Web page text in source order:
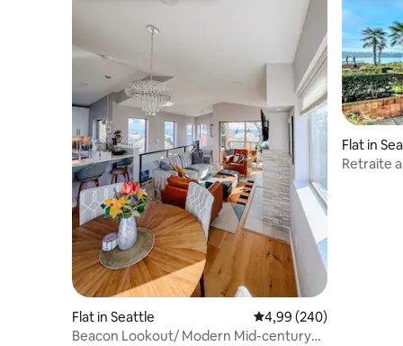
Flat in Seattle Gemiddelde
4,99 (240)
Beacon Lookout/ Modern Mid-century
Flat in
Retraite